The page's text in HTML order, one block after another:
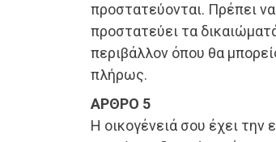
προστατεύονται. Πρέπει
προστατεύει τα
περιβάλλον όπου θα
πλήρως.
ΑΡΘΡΟ 5
Η οικογένειά σου έχει την